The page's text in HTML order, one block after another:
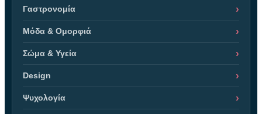
Γαστρονομία
Μόδα & Ομορφιά
Σώμα & Υγεία
Design
Ψυχολογία